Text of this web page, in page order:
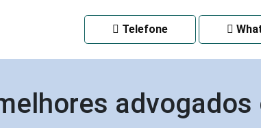
Telefone